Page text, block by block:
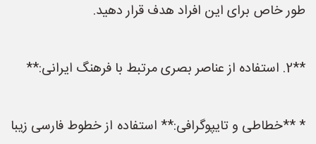
طور خاص برای این افراد هدف قرار دهید.
**2. استفاده از عناصر بصری مرتبط با فرهنگ ایرانی:**
* **خطاطی و تایپوگرافی:** استفاده از خطوط فارسی زیبا